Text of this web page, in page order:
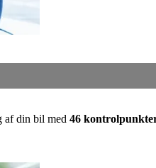
af din bil med 46